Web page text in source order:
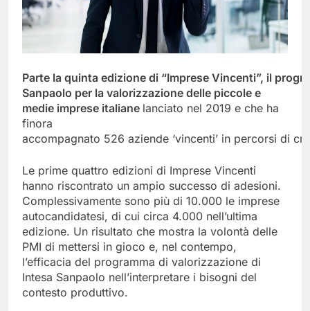
Parte la quinta edizione di “Imprese Vincenti”, il
Sanpaolo per la valorizzazione delle piccole e
medie imprese italiane lanciato nel 2019 e che ha
finora
accompagnato 526 aziende ‘vincenti’ in percorsi di
Le prime quattro edizioni di Imprese Vincenti
hanno riscontrato un ampio successo di adesioni.
Complessivamente sono più di 10.000 le imprese
autocandidatesi, di cui circa 4.000 nell’ultima
edizione. Un risultato che mostra la volontà delle
PMI di mettersi in gioco e, nel contempo,
l’efficacia del programma di valorizzazione di
Intesa Sanpaolo nell’interpretare i bisogni del
contesto produttivo.